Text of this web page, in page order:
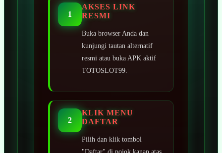
1
AKSES LINK
RESMI
Buka browser Anda dan
kunjungi tautan alternatif
resmi atau buka APK aktif
TOTOSLOT99.
2
KLIK MENU
DAFTAR
Pilih dan klik tombol